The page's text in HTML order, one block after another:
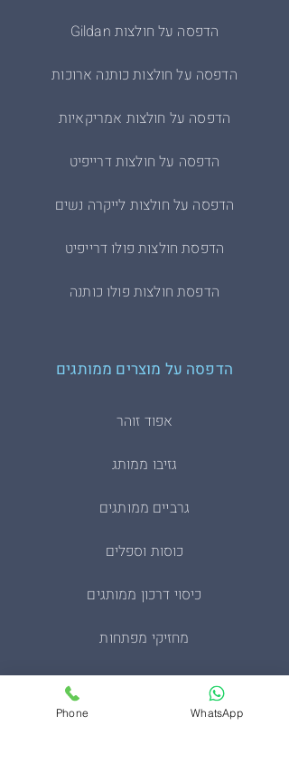
הדפסה על מוצרים ממותגים
הדפסה על חולצות Gildan
הדפסה על חולצות כותנה ארוכות
הדפסה על חולצות אמריקאיות
הדפסה על חולצות דרייפיט
הדפסה על חולצות לייקרה נשים
הדפסת חולצות פולו דרייפיט
הדפסת חולצות פולו כותנה
אפוד זוהר
גזיבו ממותג
גרביים ממותגים
כוסות וספלים
כיסוי דרכון ממותגים
מחזיקי מפתחות
מעיל סופטשל טקטי
Phone WhatsApp